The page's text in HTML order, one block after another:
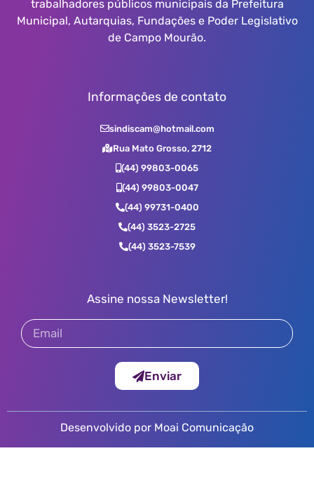
trabalhadores públicos municipais da Prefeitura
Municipal, Autarquias, Fundações e Poder Legislativo
de Campo Mourão.
Informações de contato
sindiscam@hotmail.com
Rua Mato Grosso, 2712
(44) 99803-0065
(44) 99803-0047
(44) 99731-0400
(44) 3523-2725
(44) 3523-7539
Assine nossa Newsletter!
Enviar
Desenvolvido por Moai Comunicação